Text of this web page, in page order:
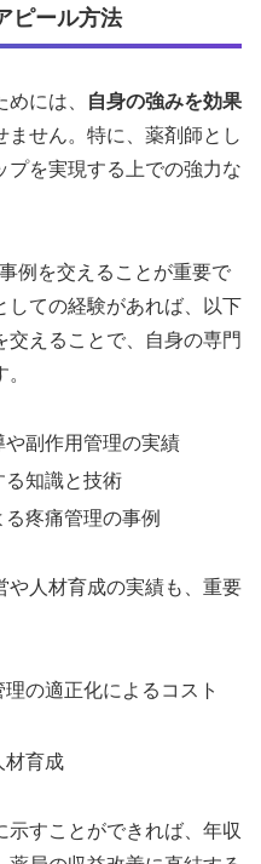
ピール方法
には、 自身の強みを効果
ません。特に、薬剤師とし
を実現する上での強力な
例を交えることが重要で
ての経験があれば、以下
えることで、自身の専門
副作用管理の実績
知識と技術
疼痛管理の事例
や人材育成の実績も、重要
の適正化によるコスト
材育成
すことができれば、年収